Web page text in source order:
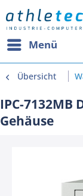
Menü
Übersicht
IPC-7132MB
Gehäuse